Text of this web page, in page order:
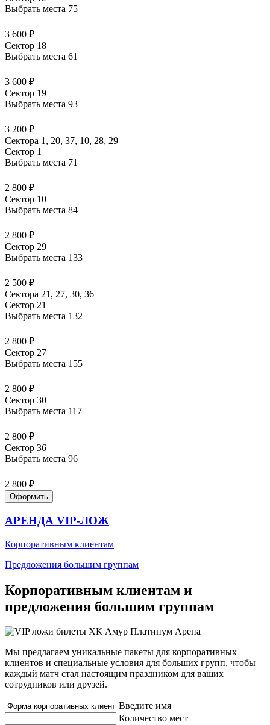
Выбрать места 75
3 600 ₽
Сектор 18
Выбрать места 61
3 600 ₽
Сектор 19
Выбрать места 93
3 200 ₽
Сектора 1, 20, 37, 10, 28, 29
Сектор 1
Выбрать места 71
2 800 ₽
Сектор 10
Выбрать места 84
2 800 ₽
Сектор 29
Выбрать места 133
2 500 ₽
Сектора 21, 27, 30, 36
Сектор 21
Выбрать места 132
2 800 ₽
Сектор 27
Выбрать места 155
2 800 ₽
Сектор 30
Выбрать места 117
2 800 ₽
Сектор 36
Выбрать места 96
2 800 ₽
Оформить
АРЕНДА VIP-ЛОЖ
Корпоративным клиентам
Предложения большим группам
Корпоративным клиентам и
предложения большим группам
Мы предлагаем уникальные пакеты для корпоративных
клиентов и специальные условия для больших групп, чтобы
каждый матч стал настоящим праздником для ваших
сотрудников или друзей.
Введите имя
Количество мест